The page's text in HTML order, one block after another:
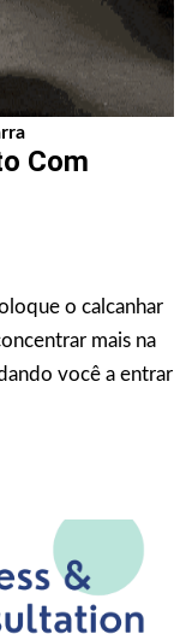
Com
o calcanhar
mais na
você a entrar